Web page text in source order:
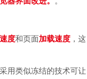
度和页面加载速度 ，这
用类似冻结的技术可让